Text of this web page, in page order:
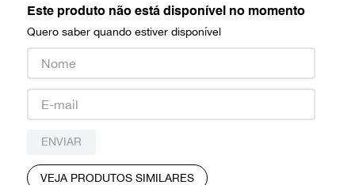
Este produto não está disponível no momento
Quero saber quando estiver disponível
ENVIAR
VEJA PRODUTOS SIMILARES
paula raia
valentino
burberry
prada